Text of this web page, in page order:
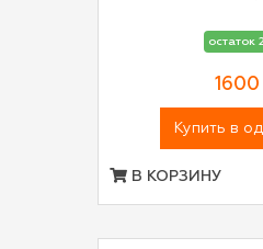
остаток
1600
Купить в
В КОРЗИНУ